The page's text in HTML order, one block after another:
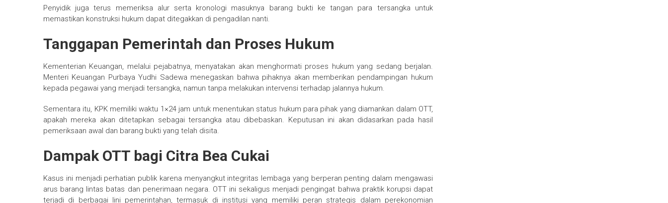
Penyidik juga terus memeriksa alur serta kronologi masuknya barang bukti ke tangan para tersangka untuk
memastikan konstruksi hukum dapat ditegakkan di pengadilan nanti.
Tanggapan Pemerintah dan Proses Hukum
Kementerian Keuangan, melalui pejabatnya, menyatakan akan menghormati proses hukum yang sedang berjalan.
Menteri Keuangan Purbaya Yudhi Sadewa menegaskan bahwa pihaknya akan memberikan pendampingan hukum
kepada pegawai yang menjadi tersangka, namun tanpa melakukan intervensi terhadap jalannya hukum.
Sementara itu, KPK memiliki waktu 1×24 jam untuk menentukan status hukum para pihak yang diamankan dalam OTT,
apakah mereka akan ditetapkan sebagai tersangka atau dibebaskan. Keputusan ini akan didasarkan pada hasil
pemeriksaan awal dan barang bukti yang telah disita.
Dampak OTT bagi Citra Bea Cukai
Kasus ini menjadi perhatian publik karena menyangkut integritas lembaga yang berperan penting dalam mengawasi
arus barang lintas batas dan penerimaan negara. OTT ini sekaligus menjadi pengingat bahwa praktik korupsi dapat
terjadi di berbagai lini pemerintahan, termasuk di institusi yang memiliki peran strategis dalam perekonomian